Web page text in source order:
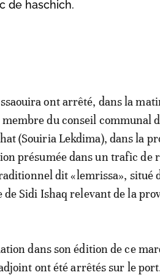
de haschich.
ont arrêté, dans la
membre du conseil communal
(Souiria Lekdima), dans la
présumée dans un trafic de
dit «lemrissa», situé
Sidi Ishaq relevant de la
dans son édition de ce
ont été arrêtés sur le